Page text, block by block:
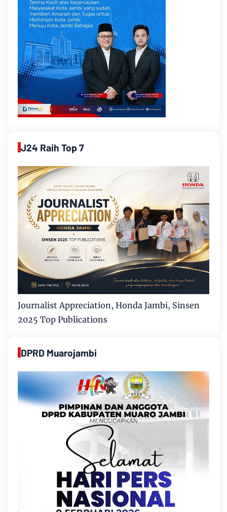
J24 Raih Top 7
Journalist Appreciation, Honda Jambi, Sinsen
2025 Top Publications
DPRD Muarojambi